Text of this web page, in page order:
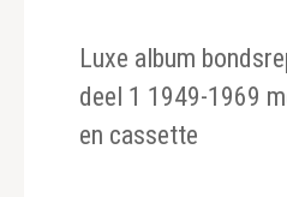
Luxe album
deel 1 1949-1969
en cassette